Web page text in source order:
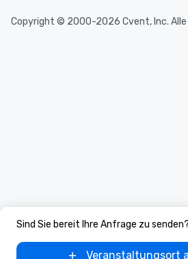
Sind Sie bereit Ihre Anfrage zu senden?
Veranstaltungsort
Copyright © 2000-2026 Cvent, Inc.